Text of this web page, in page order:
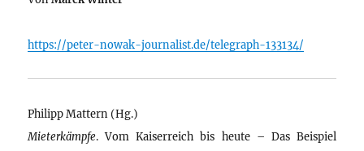
https://peter-nowak-journalist.de/telegraph-133134/
Philipp Mattern (Hg.)
Mieterkämpfe. Vom Kaiserreich bis heute – Das Beispiel